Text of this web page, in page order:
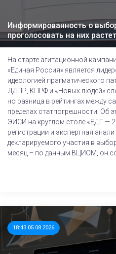
Информированность о
проголосовать на них
На старте агитационной
«Единая Россия» является
идеологией прагматического
ЛДПР, КПРФ и «Новых людей»
но разница в рейтингах между
пределах статпогрешности. Об
ЭИСИ на круглом столе «ЕДГ —
регистрации и экспертная
декларируемого участия в
месяц – по данным ВЦИОМ, он
18:43 05.08.2026